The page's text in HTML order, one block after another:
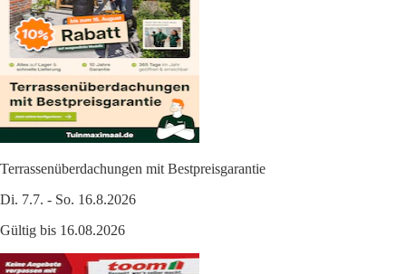
Terrassenüberdachungen mit Bestpreisgarantie
Di. 7.7. - So. 16.8.2026
Gültig bis 16.08.2026